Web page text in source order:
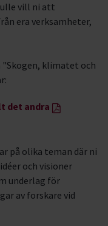
vill ni att
era verksamheter,
klimatet och
det andra
på olika teman där ni
och visioner
underlag för
av forskare vid